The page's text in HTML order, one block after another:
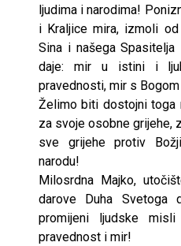
ljudima i narodima!
i Kraljice mira, izmoli
Sina i našega
daje: mir u istini i
pravednosti, mir s
Želimo biti dostojni toga
za svoje osobne grijehe,
sve grijehe protiv
narodu!
Milosrdna Majko,
darove Duha Svetoga
promijeni ljudske
pravednost i mir!